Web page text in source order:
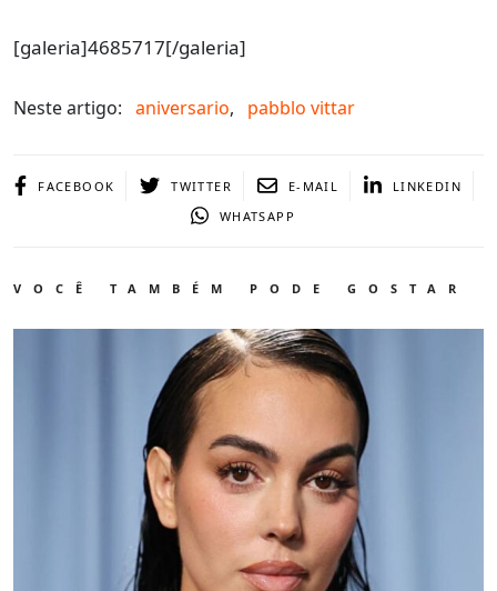
[galeria]4685717[/galeria]
Neste artigo: aniversario, pabblo vittar
FACEBOOK TWITTER E-MAIL
LINKEDIN
WHATSAPP
VOCÊ TAMBÉM PODE GOSTAR